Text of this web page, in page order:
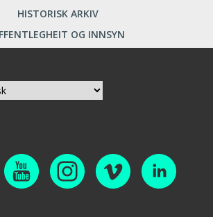
HISTORISK ARKIV
OG INNSYN